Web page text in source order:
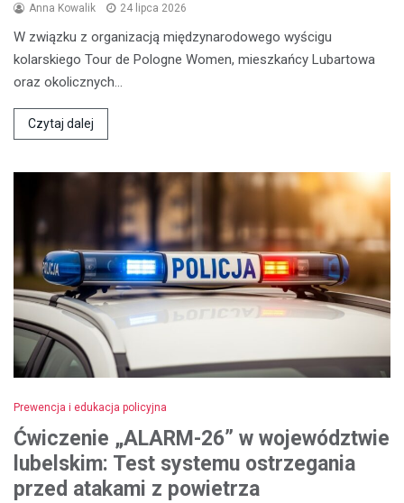
Anna Kowalik 24 lipca 2026
W związku z organizacją międzynarodowego wyścigu
kolarskiego Tour de Pologne Women, mieszkańcy Lubartowa
oraz okolicznych…
Czytaj dalej
Prewencja i edukacja policyjna
Ćwiczenie „ALARM-26” w województwie
lubelskim: Test systemu ostrzegania
przed atakami z powietrza